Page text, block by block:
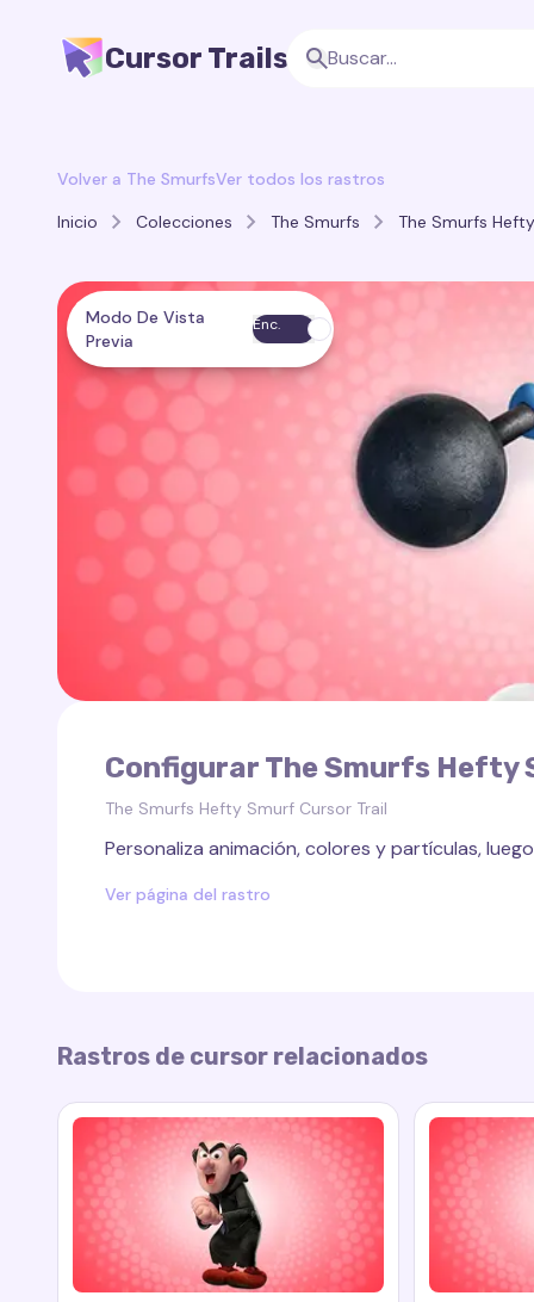
Cursor Trails
Volver a The SmurfsVer todos los rastros
Inicio
Colecciones The Smurfs The Smurfs
Configurar The Smurfs Hefty
The Smurfs Hefty Smurf Cursor Trail
Personaliza animación, colores y partículas,
Ver página del rastro
Modo De Vista
Previa
Enc.
Rastros de cursor relacionados